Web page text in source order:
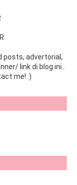
posts, advertorial,
link di blog ini..
me! :)